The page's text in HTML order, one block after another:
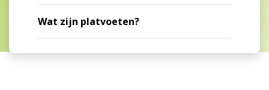
Wat zijn platvoeten?